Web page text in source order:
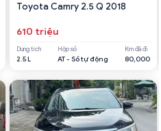
Toyota Camry 2.5 Q 2018
610 triệu
Dung tích
2.5 L
Hộp số
AT - Số tự động
Km đã đi
80,000